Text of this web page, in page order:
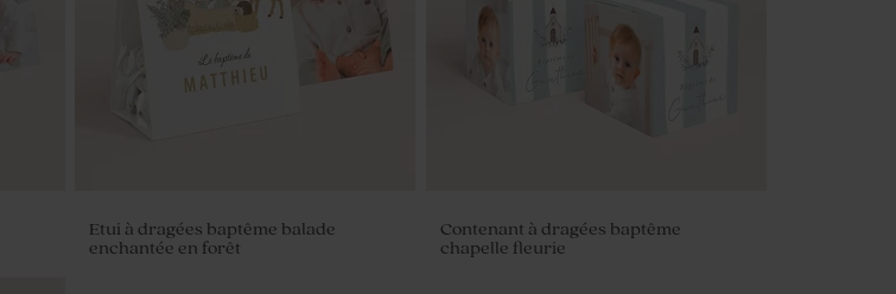
Etui à dragées baptême balade
enchantée en forêt
Contenant à dragées baptême
chapelle fleurie